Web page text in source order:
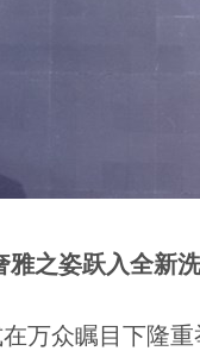
之姿跃入全新
万众瞩目下隆